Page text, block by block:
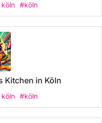
#köln
Kitchen in Köln
#köln